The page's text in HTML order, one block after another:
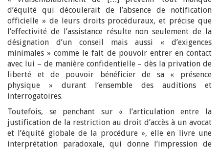
d’équité qui découlerait de l’absence de notification
officielle » de leurs droits procéduraux, et précise que
l’effectivité de l’assistance résulte non seulement de la
désignation d’un conseil mais aussi « d’exigences
minimales » comme le fait de pouvoir entrer en contact
avec lui – de manière confidentielle – dès la privation de
liberté et de pouvoir bénéficier de sa « présence
physique » durant l’ensemble des auditions et
interrogatoires.
Toutefois, se penchant sur « l’articulation entre la
justification de la restriction au droit d’accès à un avocat
et l’équité globale de la procédure », elle en livre une
interprétation paradoxale, qui donne l’impression de